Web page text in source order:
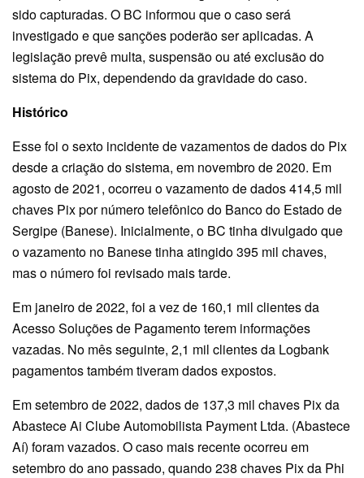
sido capturadas. O BC informou que o caso será
investigado e que sanções poderão ser aplicadas. A
legislação prevê multa, suspensão ou até exclusão do
sistema do Pix, dependendo da gravidade do caso.
Histórico
Esse foi o sexto incidente de vazamentos de dados do Pix
desde a criação do sistema, em novembro de 2020. Em
agosto de 2021, ocorreu o vazamento de dados 414,5 mil
chaves Pix por número telefônico do Banco do Estado de
Sergipe (Banese). Inicialmente, o BC tinha divulgado que
o vazamento no Banese tinha atingido 395 mil chaves,
mas o número foi revisado mais tarde.
Em janeiro de 2022, foi a vez de 160,1 mil clientes da
Acesso Soluções de Pagamento terem informações
vazadas. No mês seguinte, 2,1 mil clientes da Logbank
pagamentos também tiveram dados expostos.
Em setembro de 2022, dados de 137,3 mil chaves Pix da
Abastece Ai Clube Automobilista Payment Ltda. (Abastece
Aí) foram vazados. O caso mais recente ocorreu em
setembro do ano passado, quando 238 chaves Pix da Phi